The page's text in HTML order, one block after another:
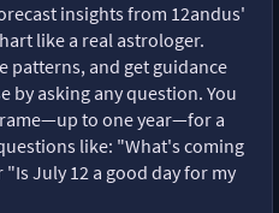
insights from 12andus'
like a real astrologer.
patterns, and get guidance
by asking any question. You
to one year—for a
like: "What's coming
July 12 a good day for my